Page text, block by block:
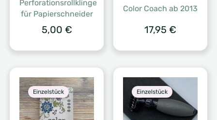
Perforationsrollklinge
für Papierschneider
5,00 €
Color Coach ab 2013
17,95 €
Einzelstück Einzelstück